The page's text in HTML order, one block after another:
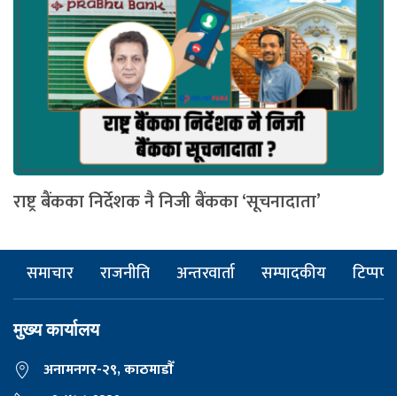
राष्ट्र बैंकका निर्देशक नै निजी बैंकका ‘सूचनादाता’
समाचार राजनीति अन्तरवार्ता सम्पादकीय टिप्पणी
मुख्य कार्यालय
अनामनगर-२९, काठमाडाैँ